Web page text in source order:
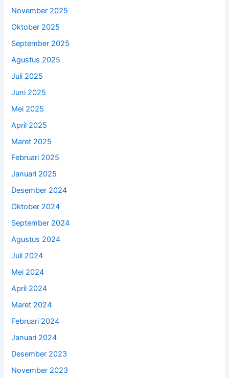
November 2025
Oktober 2025
September 2025
Agustus 2025
Juli 2025
Juni 2025
Mei 2025
April 2025
Maret 2025
Februari 2025
Januari 2025
Desember 2024
Oktober 2024
September 2024
Agustus 2024
Juli 2024
Mei 2024
April 2024
Maret 2024
Februari 2024
Januari 2024
Desember 2023
November 2023